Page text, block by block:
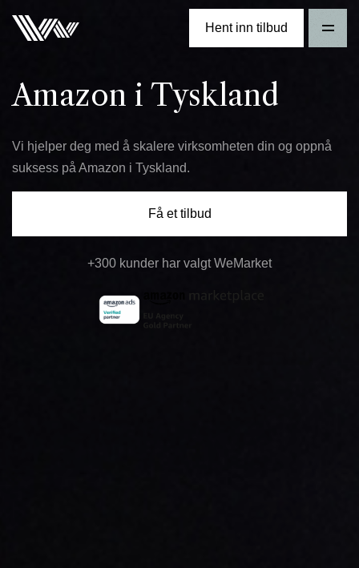
Hent inn tilbud
Amazon i Tyskland
Vi hjelper deg med å skalere virksomheten din og oppnå
suksess på Amazon i Tyskland.
Få et tilbud
+300 kunder har valgt WeMarket